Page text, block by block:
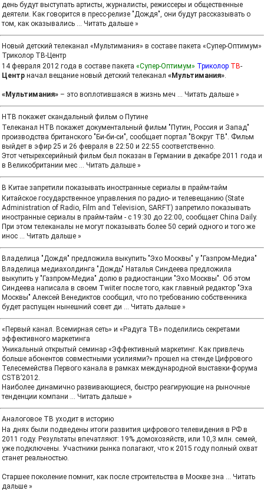
день будут выступать артисты, журналисты, режиссеры и общественные
деятели. Как говорится в пресс-релизе "Дождя", они будут рассказывать о
том, как оказывались ... Читать дальше »
Новый детский телеканал «Мультимания» в составе пакета «Супер-Оптимум»
Триколор ТВ-Центр
14 февраля 2012 года в составе пакета «Супер-Оптимум» Триколор ТВ-
Центр начал вещание новый детский телеканал «Мультимания».
«Мультимания» – это воплотившаяся в жизнь меч ... Читать дальше »
НТВ покажет скандальный фильм о Путине
Телеканал НТВ покажет документальный фильм "Путин, Россия и Запад"
производства британского "Би-би-си", сообщает портал "Вокруг ТВ". Фильм
выйдет в эфир 25 и 26 февраля в 22:50 и 22:55 соответственно.
Этот четырехсерийный фильм был показан в Германии в декабре 2011 года и
в Великобритании мес ... Читать дальше »
В Китае запретили показывать иностранные сериалы в прайм-тайм
Китайское государственное управления по радио- и телевещанию (State
Administration of Radio, Film and Television, SARFT) запретило показывать
иностранные сериалы в прайм-тайм - с 19:30 до 22:00, сообщает China Daily.
При этом телеканалы не могут показывать более 50 серий одного и того же
инос ... Читать дальше »
Владелица "Дождя" предложила выкупить "Эхо Москвы" у "Газпром-Медиа"
Владелица медиахолдинга "Дождь" Наталья Синдеева предложила
выкупить у "Газпром-Медиа" долю в радиостанции "Эхо Москвы". Об этом
Синдеева написала в своем Twiiter после того, как главный редактор "Эха
Москвы" Алексей Венедиктов сообщил, что по требованию собственника
будет распущен нынешний совет ди ... Читать дальше »
«Первый канал. Всемирная сеть» и «Радуга ТВ» поделились секретами
эффективного маркетинга
Уникальный открытый семинар «Эффективный маркетинг. Как привлечь
больше абонентов совместными усилиями?» прошел на стенде Цифрового
Телесемейства Первого канала в рамках международной выставки-форума
CSTB’2012.
Наиболее динамично развивающиеся, быстро реагирующие на рыночные
тенденции компани ... Читать дальше »
Аналоговое ТВ уходит в историю
На днях были подведены итоги развития цифрового телевидения в РФ в
2011 году. Результаты впечатляют: 19% домохозяйств, или 10,3 млн. семей,
уже подключены. Участники рынка полагают, что к 2015 году полный охват
станет реальностью.
Старшее поколение помнит, как после строительства в Москве зна ... Читать
дальше »